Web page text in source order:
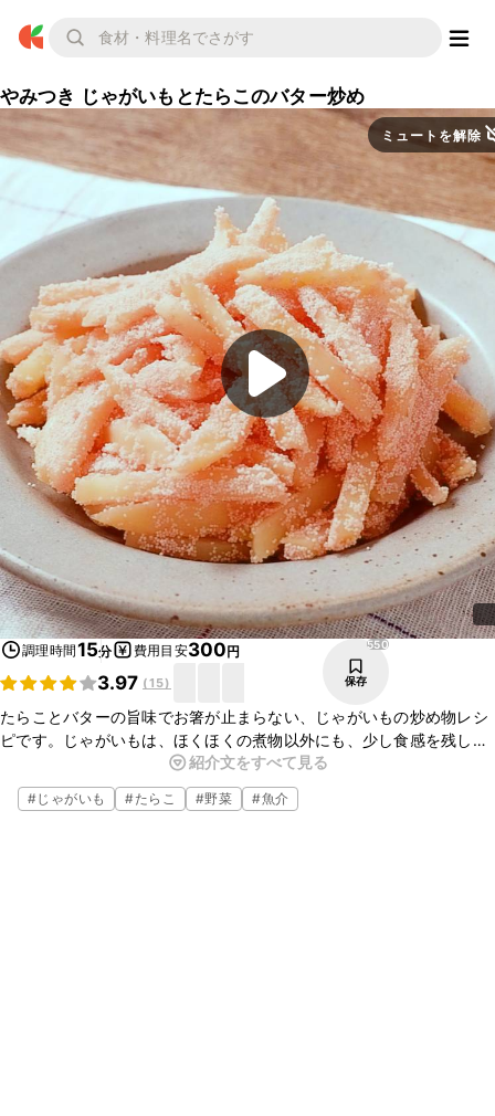
やみつき じゃがいもとたらこのバター炒め
ミュートを解除
調理時間15分 費用目安300円
3.97 (15)
550
保存
たらことバターの旨味でお箸が止まらない、じゃがいもの炒め物レシ
ピです。じゃがいもは、ほくほくの煮物以外にも、少し食感を残した
炒め物にしてもとてもおいしいですよ。
紹介文をすべて見る
#じゃがいも #たらこ #野菜 #魚介